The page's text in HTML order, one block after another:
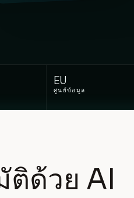
EU
ศูนย์ข้อมูล
ติด้วย AI